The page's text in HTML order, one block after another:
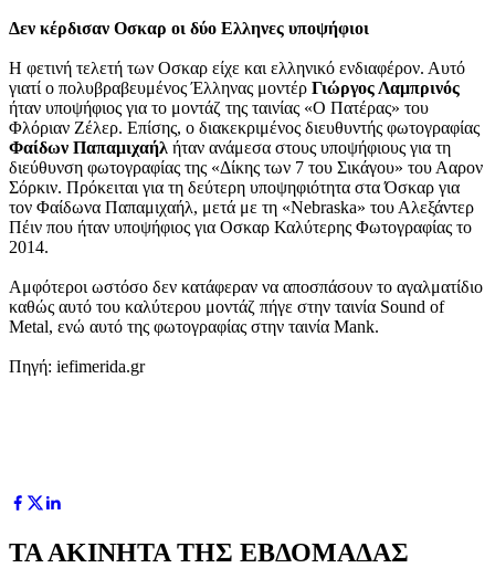
Δεν κέρδισαν Οσκαρ οι δύο Ελληνες υποψήφιοι
Η φετινή τελετή των Οσκαρ είχε και ελληνικό ενδιαφέρον. Αυτό
γιατί ο πολυβραβευμένος Έλληνας μοντέρ Γιώργος Λαμπρινός
ήταν υποψήφιος για το μοντάζ της ταινίας «Ο Πατέρας» του
Φλόριαν Ζέλερ. Επίσης, ο διακεκριμένος διευθυντής φωτογραφίας
Φαίδων Παπαμιχαήλ ήταν ανάμεσα στους υποψήφιους για τη
διεύθυνση φωτογραφίας της «Δίκης των 7 του Σικάγου» του Ααρον
Σόρκιν. Πρόκειται για τη δεύτερη υποψηφιότητα στα Όσκαρ για
τον Φαίδωνα Παπαμιχαήλ, μετά με τη «Nebraska» του Αλεξάντερ
Πέιν που ήταν υποψήφιος για Οσκαρ Καλύτερης Φωτογραφίας το
2014.
Αμφότεροι ωστόσο δεν κατάφεραν να αποσπάσουν το αγαλματίδιο
καθώς αυτό του καλύτερου μοντάζ πήγε στην ταινία Sound of
Metal, ενώ αυτό της φωτογραφίας στην ταινία Mank.
Πηγή: iefimerida.gr
ΤΑ ΑΚΙΝΗΤΑ ΤΗΣ ΕΒΔΟΜΑΔΑΣ